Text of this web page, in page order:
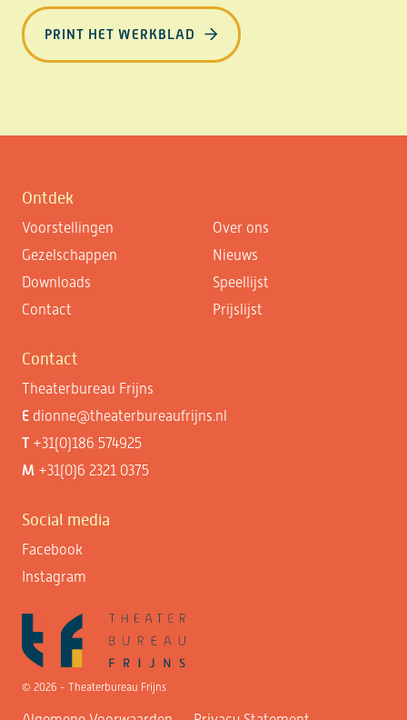
PRINT HET WERKBLAD
Ontdek
Voorstellingen
Over ons
Gezelschappen
Nieuws
Downloads
Speellijst
Contact
Prijslijst
Contact
Theaterbureau Frijns
E dionne@theaterbureaufrijns.nl
T +31(0)186 574925
M +31(0)6 2321 0375
Social media
Facebook
Instagram
© 2026 - Theaterbureau Frijns